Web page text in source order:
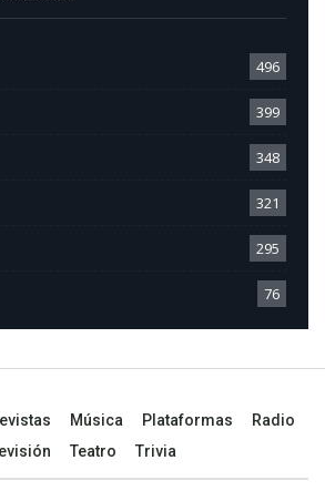
496
399
348
321
295
76
Música Plataformas
Radio
Teatro Trivia